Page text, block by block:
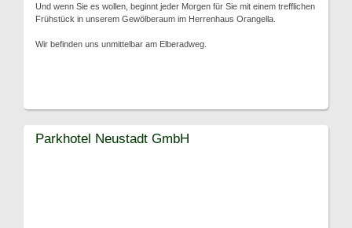
Und wenn Sie es wollen, beginnt jeder Morgen für Sie mit einem trefflichen
Frühstück in unserem Gewölberaum im Herrenhaus Orangella.
Wir befinden uns unmittelbar am Elberadweg.
Parkhotel Neustadt GmbH